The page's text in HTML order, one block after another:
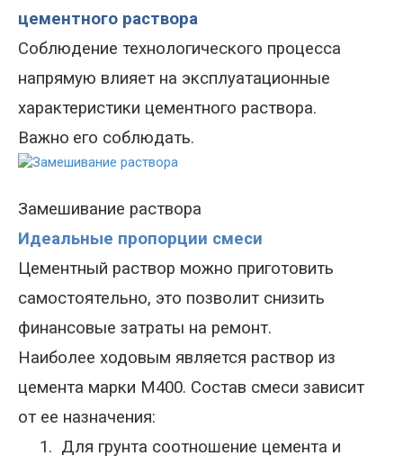
цементного раствора
Соблюдение технологического процесса
напрямую влияет на эксплуатационные
характеристики цементного раствора.
Важно его соблюдать.
Замешивание раствора
Идеальные пропорции смеси
Цементный раствор можно приготовить
самостоятельно, это позволит снизить
финансовые затраты на ремонт.
Наиболее ходовым является раствор из
цемента марки М400. Состав смеси зависит
от ее назначения:
1. Для грунта соотношение цемента и